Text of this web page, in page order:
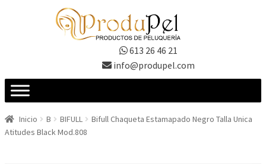
613 26 46 21
info@produpel.com
Inicio B BIFULL
Bifull Chaqueta Estamapado Negro Talla Unica
Atitudes Black Mod.808